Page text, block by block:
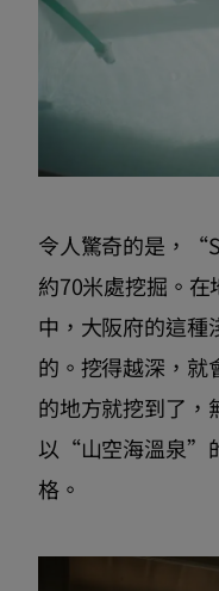
令人驚奇的是，
約70米處挖掘。
中，大阪府的這種
的。挖得越深，就
的地方就挖到了，
以“山空海溫泉”
格。